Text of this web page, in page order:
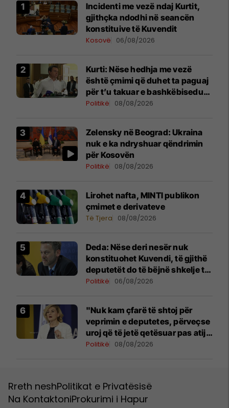
Incidenti me vezë ndaj Kurtit,
gjithçka ndodhi në seancën
konstituive të Kuvendit
Kosovë 06/08/2026
Kurti: Nëse hedhja me vezë
është çmimi që duhet ta paguaj
për t’u takuar e bashkëbiseduar
jam i lumtur ta bëj këtë
Politikë 08/08/2026
Zelensky në Beograd: Ukraina
nuk e ka ndryshuar qëndrimin
për Kosovën
Politikë 08/08/2026
Lirohet nafta, MINTI publikon
çmimet e derivateve
Të Tjera 08/08/2026
Deda: Nëse deri nesër nuk
konstituohet Kuvendi, të gjithë
deputetët do të bëjnë shkelje të
rëndë kushtetuese
Politikë 06/08/2026
"Nuk kam çfarë të shtoj për
veprimin e deputetes, përveçse
uroj që të jetë qetësuar pas atij
momenti", reagon Kusari-Lila
Politikë 08/08/2026
Rreth neshPolitikat e Privatësisë
Na KontaktoniProkurimi i Hapur